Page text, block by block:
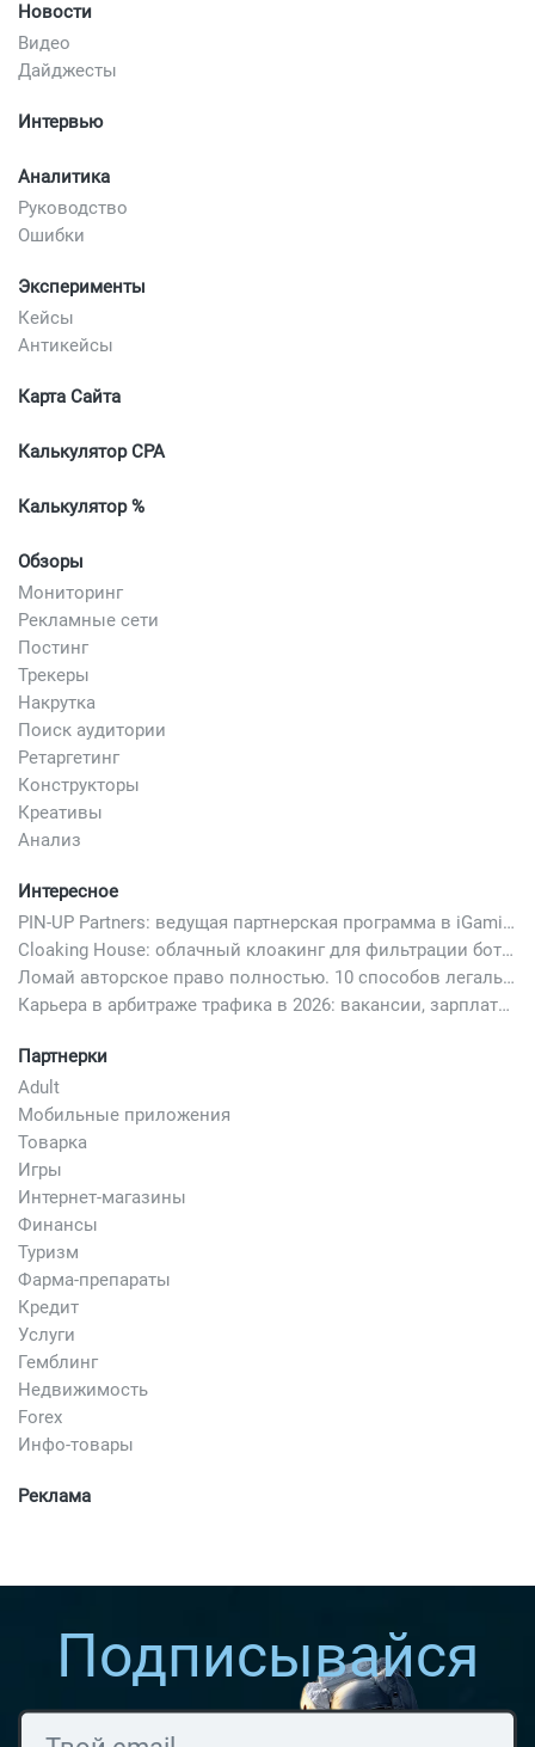
Новости
Видео
Дайджесты
Интервью
Аналитика
Руководство
Ошибки
Эксперименты
Кейсы
Антикейсы
Карта Сайта
Калькулятор CPA
Калькулятор %
Обзоры
Мониторинг
Рекламные сети
Постинг
Трекеры
Накрутка
Поиск аудитории
Ретаргетинг
Конструкторы
Креативы
Анализ
Интересное
PIN-UP Partners: ведущая партнерская программа в iGaming
Cloaking House: облачный клоакинг для фильтрации ботов FB и Google Ads — гайд PHP-интеграции 2026
Ломай авторское право полностью. 10 способов легально добавить любимый трек в свой креатив
Карьера в арбитраже трафика в 2026: вакансии, зарплаты и как начать
Партнерки
Adult
Мобильные приложения
Товарка
Игры
Интернет-магазины
Финансы
Туризм
Фарма-препараты
Кредит
Услуги
Гемблинг
Недвижимость
Forex
Инфо-товары
Реклама
Подписывайся